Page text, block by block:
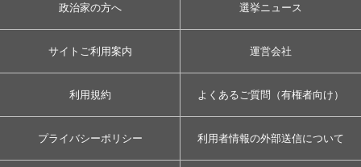
政治家の方へ 選挙ニュース
サイトご利用案内 運営会社
利用規約 よくあるご質問（有権者向け）
プライバシーポリシー 利用者情報の外部送信について